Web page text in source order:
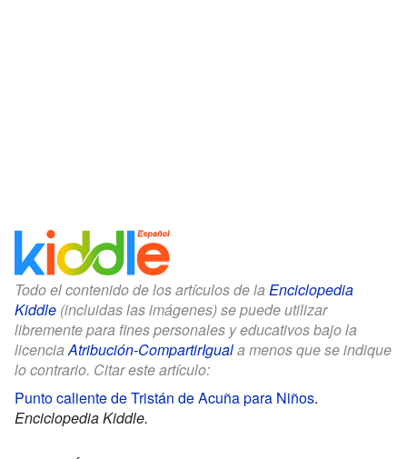
Todo el contenido de los artículos de la Enciclopedia
Kiddle (incluidas las imágenes) se puede utilizar
libremente para fines personales y educativos bajo la
licencia Atribución-CompartirIguala menos que se indique
lo contrario. Citar este artículo:
Punto caliente de Tristán de Acuña para Niños.
Enciclopedia Kiddle.